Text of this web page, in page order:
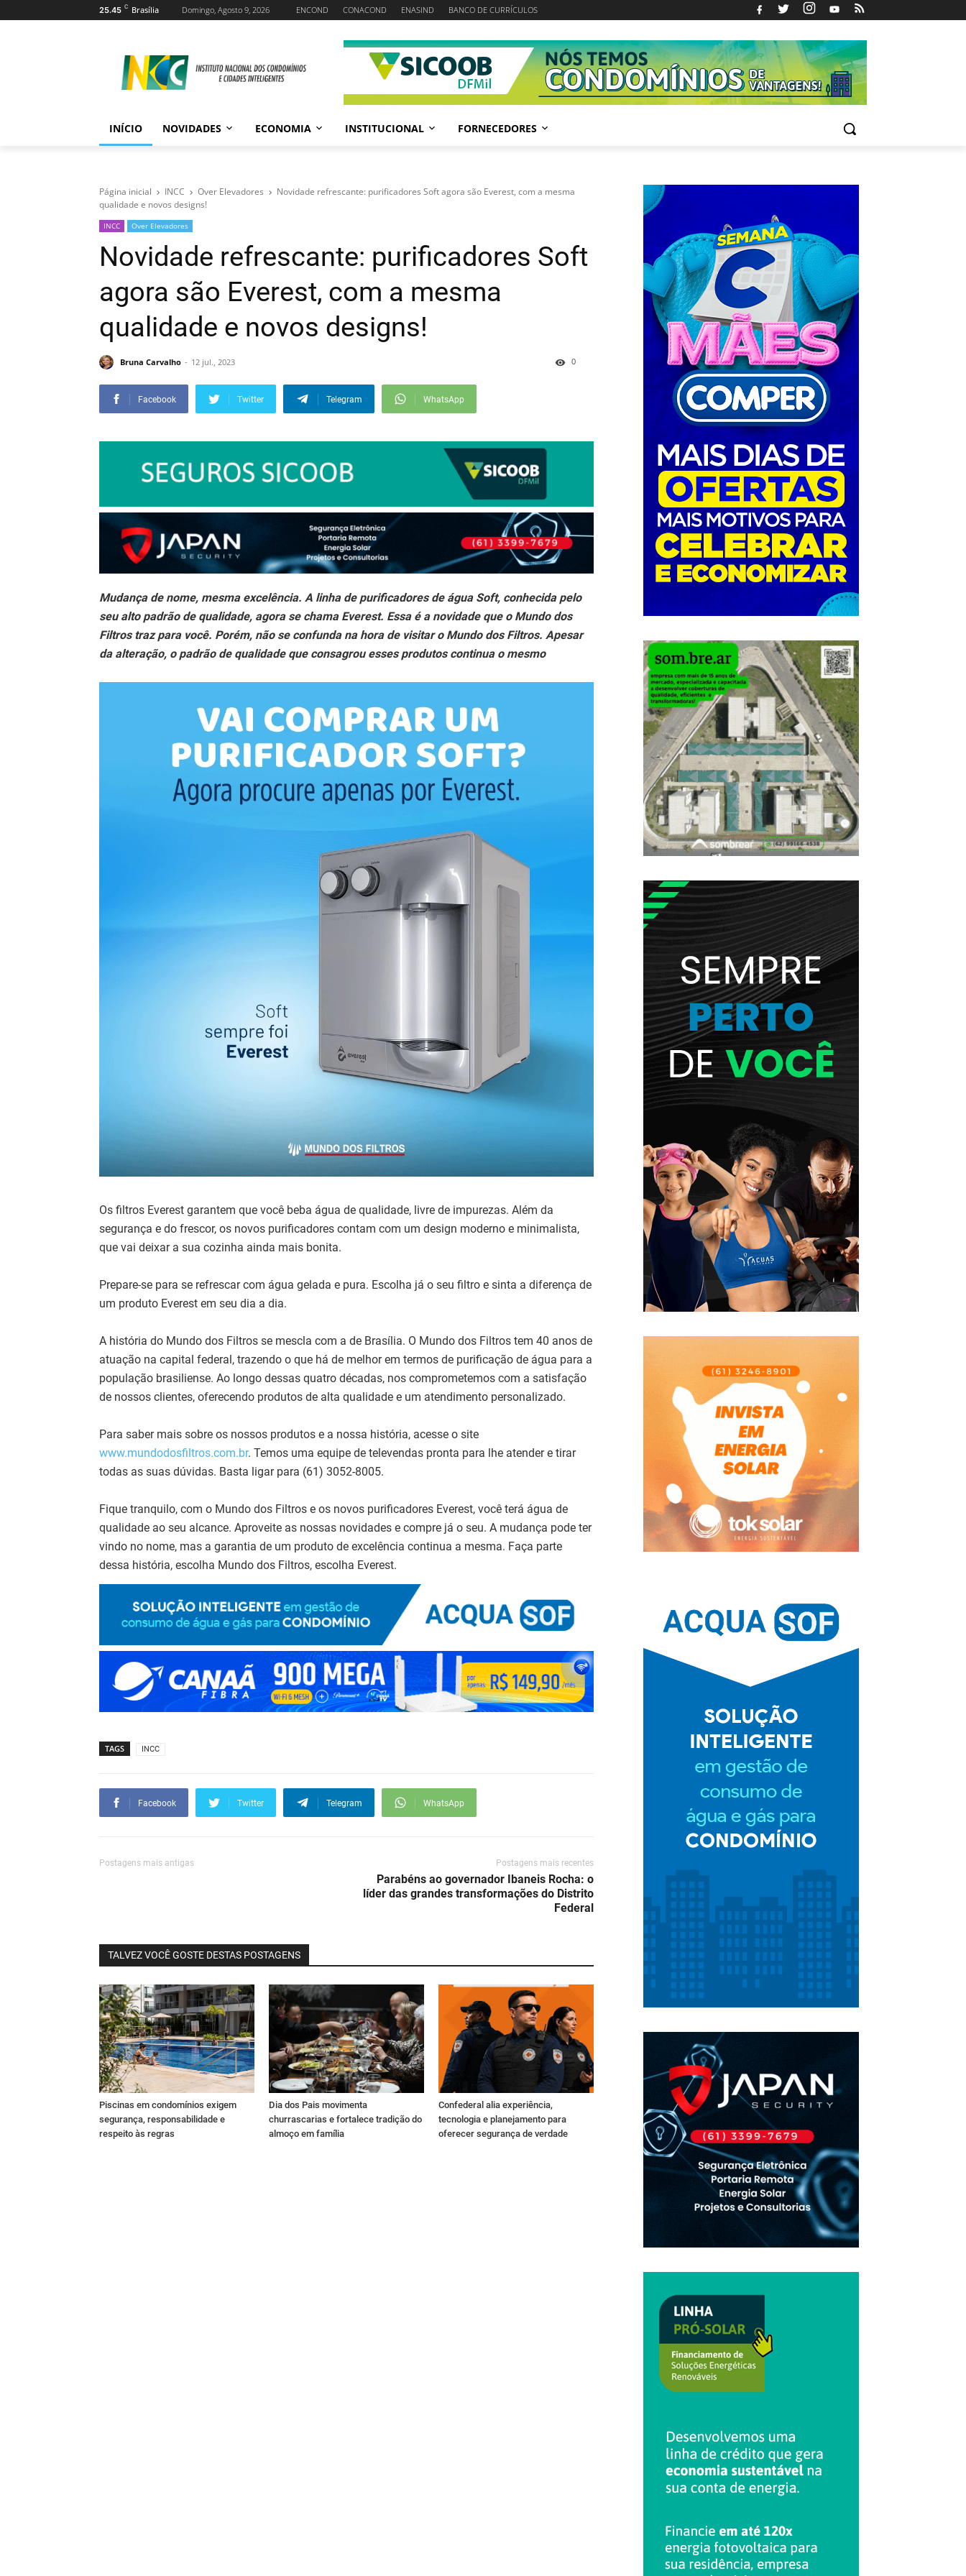
25.45 C Brasília Domingo, Agosto 9, 2026 ENCOND CONACOND ENASIND BANCO DE CURRÍCULOS
INÍCIO NOVIDADES ECONOMIA INSTITUCIONAL FORNECEDORES
Página inicial INCC Over Elevadores
Novidade refrescante: purificadores Soft agora são Everest, com a mesma
qualidade e novos designs!
INCC Over Elevadores
Novidade refrescante: purificadores Soft
agora são Everest, com a mesma
qualidade e novos designs!
Bruna Carvalho 12 jul., 2023 0
Facebook Twitter Telegram WhatsApp
Mudança de nome, mesma excelência. A linha de purificadores de água Soft, conhecida pelo
seu alto padrão de qualidade, agora se chama Everest. Essa é a novidade que o Mundo dos
Filtros traz para você. Porém, não se confunda na hora de visitar o Mundo dos Filtros. Apesar
da alteração, o padrão de qualidade que consagrou esses produtos continua o mesmo
Os filtros Everest garantem que você beba água de qualidade, livre de impurezas. Além da
segurança e do frescor, os novos purificadores contam com um design moderno e minimalista,
que vai deixar a sua cozinha ainda mais bonita.
Prepare-se para se refrescar com água gelada e pura. Escolha já o seu filtro e sinta a diferença de
um produto Everest em seu dia a dia.
A história do Mundo dos Filtros se mescla com a de Brasília. O Mundo dos Filtros tem 40 anos de
atuação na capital federal, trazendo o que há de melhor em termos de purificação de água para a
população brasiliense. Ao longo dessas quatro décadas, nos comprometemos com a satisfação
de nossos clientes, oferecendo produtos de alta qualidade e um atendimento personalizado.
Para saber mais sobre os nossos produtos e a nossa história, acesse o site
www.mundodosfiltros.com.br. Temos uma equipe de televendas pronta para lhe atender e tirar
todas as suas dúvidas. Basta ligar para (61) 3052-8005.
Fique tranquilo, com o Mundo dos Filtros e os novos purificadores Everest, você terá água de
qualidade ao seu alcance. Aproveite as nossas novidades e compre já o seu. A mudança pode ter
vindo no nome, mas a garantia de um produto de excelência continua a mesma. Faça parte
dessa história, escolha Mundo dos Filtros, escolha Everest.
TAGS INCC
Facebook Twitter Telegram WhatsApp
Postagens mais antigas Postagens mais recentes
Parabéns ao governador Ibaneis Rocha: o
líder das grandes transformações do Distrito
Federal
TALVEZ VOCÊ GOSTE DESTAS POSTAGENS
Piscinas em condomínios exigem
segurança, responsabilidade e
respeito às regras
Dia dos Pais movimenta
churrascarias e fortalece tradição do
almoço em família
Confederal alia experiência,
tecnologia e planejamento para
oferecer segurança de verdade